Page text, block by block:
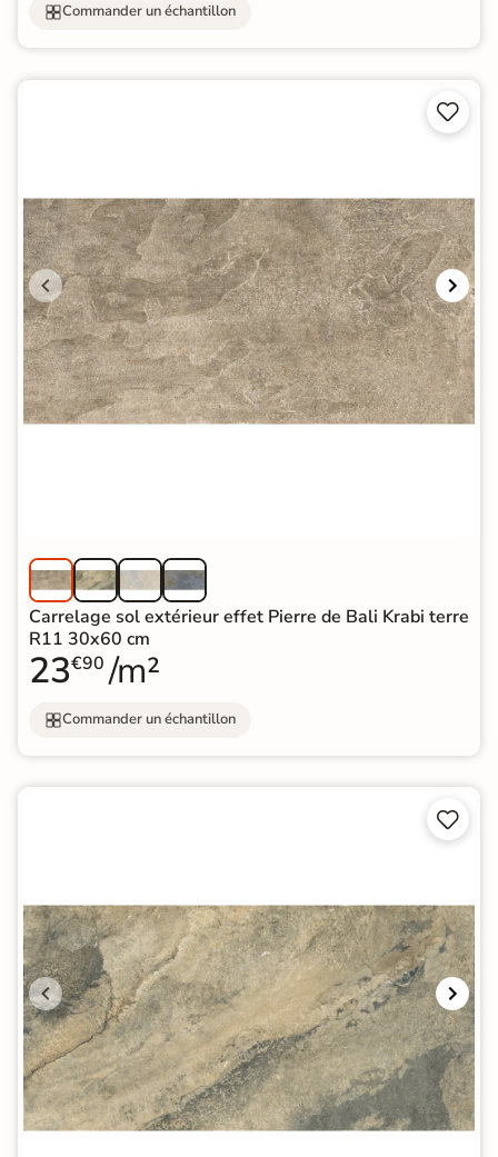
Commander un échantillon


Carrelage sol extérieur effet Pierre de Bali Krabi terre
R11 30x60 cm
23€90 /m²
Commander un échantillon

